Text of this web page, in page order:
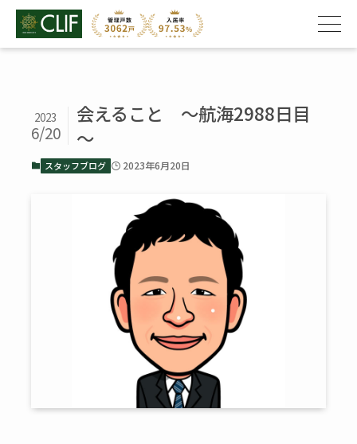
会えること ～航海2988日目
～
2023
6/20
スタッフブログ 2023年6月20日